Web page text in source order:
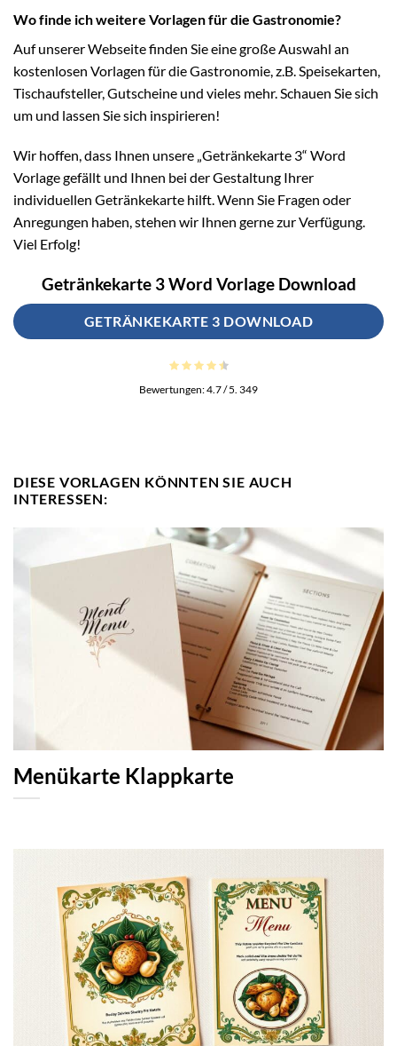
Wo finde ich weitere Vorlagen für die Gastronomie?
Auf unserer Webseite finden Sie eine große Auswahl an
kostenlosen Vorlagen für die Gastronomie, z.B. Speisekarten,
Tischaufsteller, Gutscheine und vieles mehr. Schauen Sie sich
um und lassen Sie sich inspirieren!
Wir hoffen, dass Ihnen unsere „Getränkekarte 3“ Word
Vorlage gefällt und Ihnen bei der Gestaltung Ihrer
individuellen Getränkekarte hilft. Wenn Sie Fragen oder
Anregungen haben, stehen wir Ihnen gerne zur Verfügung.
Viel Erfolg!
Getränkekarte 3 Word Vorlage Download
GETRÄNKEKARTE 3 DOWNLOAD
Bewertungen:4.7/ 5. 349
DIESE VORLAGEN KÖNNTEN SIE AUCH
INTERESSEN:
Menükarte Klappkarte